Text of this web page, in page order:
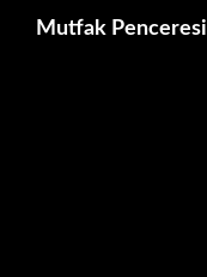
Mutfak Penceresi